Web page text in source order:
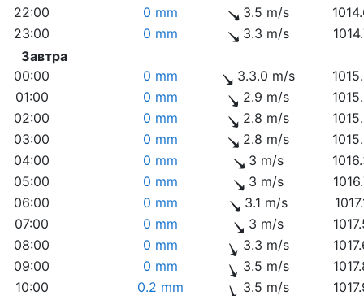
22:00
0 mm 3.5 m/s
23:00
0 mm 3.3 m/s
Завтра
00:00
0 mm 3.3.0 m/s
01:00
0 mm 2.9 m/s
02:00
0 mm 2.8 m/s
03:00
0 mm 2.8 m/s
04:00
0 mm 3 m/s
05:00
0 mm 3 m/s
06:00
0 mm 3.1 m/s
07:00
0 mm 3 m/s
08:00
0 mm 3.3 m/s
09:00
0 mm 3.5 m/s
10:00
0.2 mm 3.5 m/s